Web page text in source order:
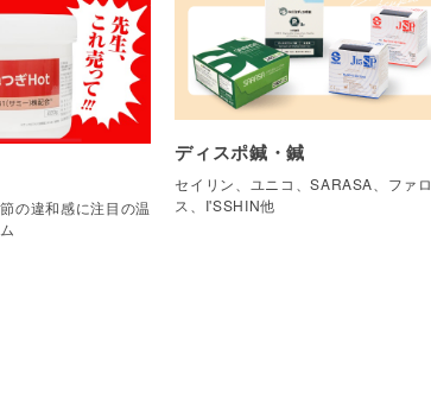
の違和感に注目の温
ディスポ鍼・鍼
セイリン、ユニコ、SARASA、ファロ
ス、I'SSHIN他